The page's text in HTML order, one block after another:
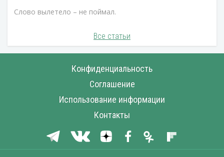
Слово вылетело – не поймал.
Все статьи
Конфиденциальность
Соглашение
Использование информации
Контакты